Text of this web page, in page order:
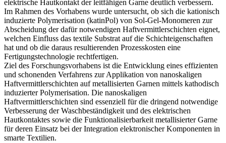
elektrische Hautkontakt der leitfähigen Garne deutlich verbessern.
Im Rahmen des Vorhabens wurde untersucht, ob sich die kationisch
induzierte Polymerisation (katinPol) von Sol-Gel-Monomeren zur
Abscheidung der dafür notwendigen Haftvermittlerschichten eignet,
welchen Einfluss das textile Substrat auf die Schichteigenschaften
hat und ob die daraus resultierenden Prozesskosten eine
Fertigungstechnologie rechtfertigen.
Ziel des Forschungsvorhabens ist die Entwicklung eines effizienten
und schonenden Verfahrens zur Applikation von nanoskaligen
Haftvermittlerschichten auf metallisierten Garnen mittels kathodisch
induzierter Polymerisation. Die nanoskaligen
Haftvermittlerschichten sind essenziell für die dringend notwendige
Verbesserung der Waschbeständigkeit und des elektrischen
Hautkontaktes sowie die Funktionalisierbarkeit metallisierter Garne
für deren Einsatz bei der Integration elektronischer Komponenten in
smarte Textilien.